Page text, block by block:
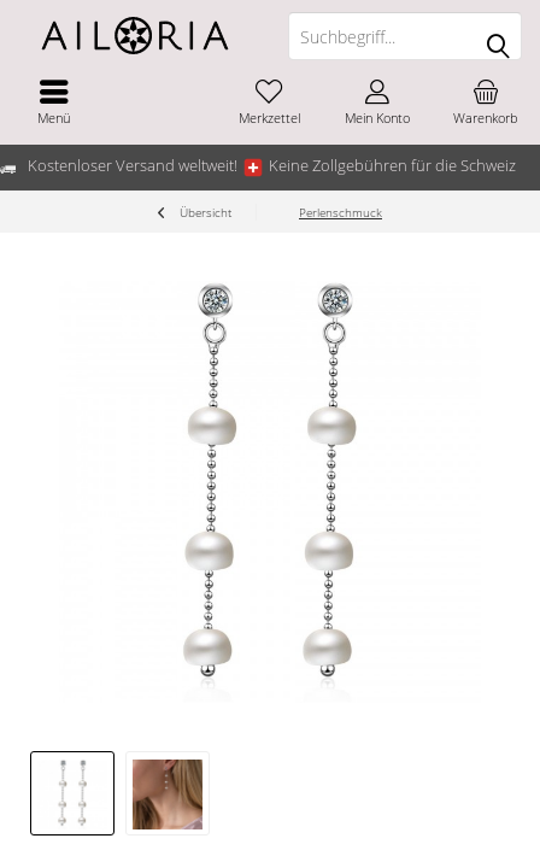
Kostenloser Versand weltweit! Keine Zollgebühren für die Schweiz
Menü Warenkorb
Merkzettel Mein Konto
Übersicht Perlenschmuck